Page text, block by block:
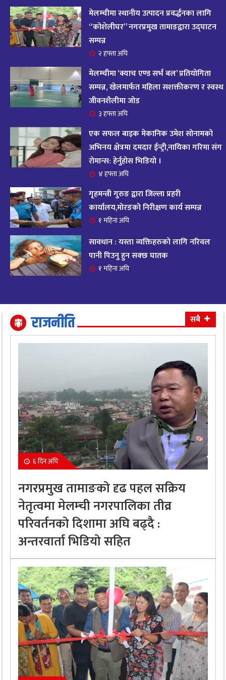
१४ आज २०८२ साल भदौ १६ गते सोमबारको राशिफल
११ महिना अघि
१५
आजको राशिफल : २०८२ भदौ १२ गते बिहीवार, २८
अगस्ट २०२५
११ महिना अघि
१६ आजको राशिफल – २०८२ साल भाद्र १० गते, मंगलबार
१७ आजको राशिफल – २०८२ साल भाद्र १० गते, मंगलबार
११ महिना अघि
१८
आजको राशिफल : आइतवार, ८ भदौ २०८२ (२४ अगस्ट
२०२५)
११ महिना अघि
१९ आजको राशिफल २०८२ भदाै ४ गते, बुधवार
११ महिना अघि
धैर्यले सफलता मिल्नेछ
११ महिना अघि
मेलम्चीमा स्थानीय उत्पादन प्रवर्द्धनका लागि
“कोशेलीघर” नगरप्रमुख तामाङद्वारा उद्घाटन
सम्पन्न
२ हफ्ता अघि
मेलम्चीमा ‘क्याच एण्ड सर्भ बल’ प्रतियोगिता
सम्पन्न, खेलमार्फत महिला सशक्तीकरण र स्वस्थ
जीवनशैलीमा जोड
३ हफ्ता अघि
एक सफल बाइक मेकानिक उमेश सोनामको
अभिनय क्षेत्रमा दमदार ईन्ट्री,नायिका गरिमा संग
रोमान्स: हेर्नुहोस भिडियो ।
४ हफ्ता अघि
गृहमन्त्री गुरुङ द्वारा जिल्ला प्रहरी
कार्यालय,मोरङको निरीक्षण कार्य सम्पन्न
१ महिना अघि
सावधान : यस्ता व्यक्तिहरुको लागि नरिवल
पानी पिउनु हुन सक्छ घातक
१ महिना अघि
राजनीति सबै
६ दिन अघि
नगरप्रमुख तामाङको दृढ पहल सक्रिय
नेतृत्वमा मेलम्ची नगरपालिका तीव्र
परिवर्तनको दिशामा अघि बढ्दै :
अन्तरवार्ता भिडियो सहित